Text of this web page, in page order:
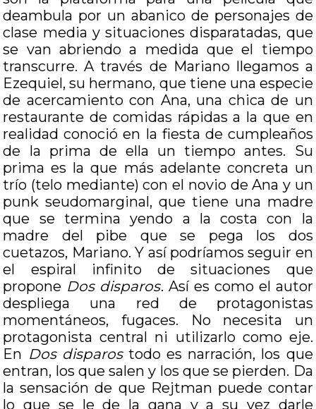
deambula por un abanico de personajes de
clase media y situaciones disparatadas, que
se van abriendo a medida que el tiempo
transcurre. A través de Mariano llegamos a
Ezequiel, su hermano, que tiene una especie
de acercamiento con Ana, una chica de un
restaurante de comidas rápidas a la que en
realidad conoció en la fiesta de cumpleaños
de la prima de ella un tiempo antes. Su
prima es la que más adelante concreta un
trío (telo mediante) con el novio de Ana y un
punk seudomarginal, que tiene una madre
que se termina yendo a la costa con la
madre del pibe que se pega los dos
cuetazos, Mariano. Y así podríamos seguir en
el espiral infinito de situaciones que
propone Dos disparos. Así es como el autor
despliega una red de protagonistas
momentáneos, fugaces. No necesita un
protagonista central ni utilizarlo como eje.
En Dos disparostodo es narración, los que
entran, los que salen y los que se pierden. Da
la sensación de que Rejtman puede contar
lo que se le de la gana y a su vez darle